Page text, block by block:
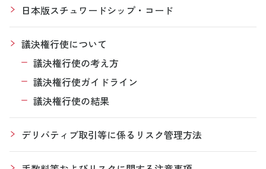
日本版スチュワードシップ・コード
議決権行使について
議決権行使の考え方
議決権行使ガイドライン
議決権行使の結果
デリバティブ取引等に係るリスク管理方法